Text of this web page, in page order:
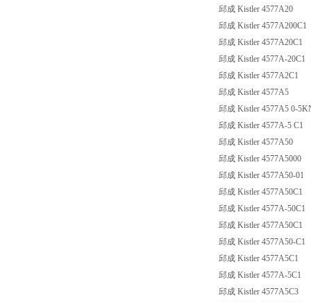
邱成 Kistler 4577A20
邱成 Kistler 4577A200C1
邱成 Kistler 4577A20C1
邱成 Kistler 4577A-20C1
邱成 Kistler 4577A2C1
邱成 Kistler 4577A5
邱成 Kistler 4577A5 0-
邱成 Kistler 4577A-5 C1
邱成 Kistler 4577A50
邱成 Kistler 4577A5000
邱成 Kistler 4577A50-01
邱成 Kistler 4577A50C1
邱成 Kistler 4577A-50C1
邱成 Kistler 4577A50C1
邱成 Kistler 4577A50-C1
邱成 Kistler 4577A5C1
邱成 Kistler 4577A-5C1
邱成 Kistler 4577A5C3